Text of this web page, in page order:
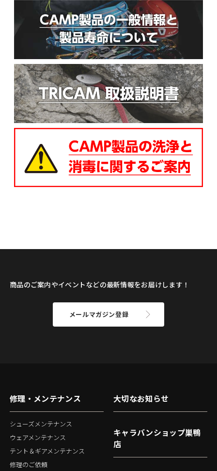
商品のご案内やイベントなどの最新情報をお届けします！
メールマガジン登録
修理・メンテナンス
シューズメンテナンス
ウェアメンテナンス
テント＆ギアメンテナンス
修理のご依頼
大切なお知らせ
キャラバンショップ巣鴨
店